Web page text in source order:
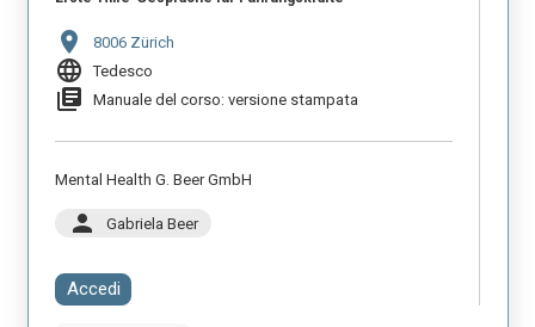
location_on 8006 Zürich
language Tedesco
library_books Manuale del corso: versione stampata
Mental Health G. Beer GmbH
person Gabriela Beer
Accedi